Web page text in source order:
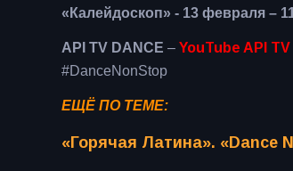
«Калейдоскоп» - 13 февраля –
API TV DANCE – YouTube API TV
#DanceNonStop
ЕЩЁ ПО ТЕМЕ:
«Горячая Латина». «Dance